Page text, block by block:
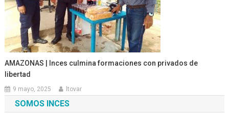
AMAZONAS | Inces culmina formaciones con privados de
libertad
9 mayo, 2025 ltovar
SOMOS INCES